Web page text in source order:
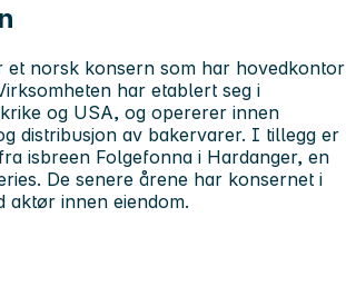
et norsk konsern som har hovedkontor
har etablert seg i
og USA, og opererer innen
distribusjon av bakervarer. I tillegg er
isbreen Folgefonna i Hardanger, en
De senere årene har konsernet i
aktør innen eiendom.